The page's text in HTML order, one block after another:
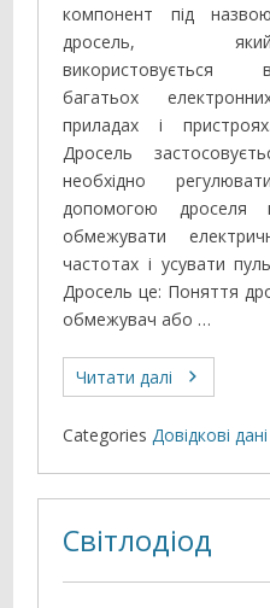
компонент під назвою
дросель, який
використовується в
багатьох
приладах і пристроях.
Дросель
необхідно
допомогою дроселя
обмежувати
частотах і усувати
Дросель це: Поняття
обмежувач або …
Читати далі
Categories Довідкові дані
Світлодіод